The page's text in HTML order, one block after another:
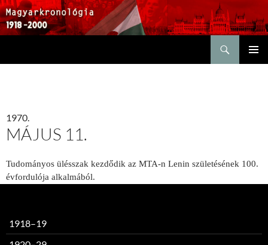
1970.
MÁJUS 11.
Tudományos ülésszak kezdődik az MTA-n Lenin születésének 100.
évfordulója alkalmából.
1918–19